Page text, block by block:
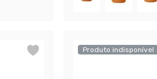
Produto indisponível